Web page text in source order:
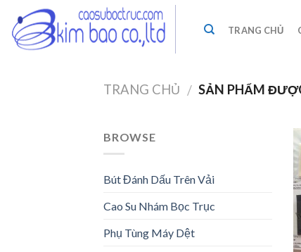
content
TRANG CHỦ
TRANG CHỦ / SẢN PHẨM
BROWSE
Bút Đánh Dấu Trên Vải
Cao Su Nhám Bọc Trục
Phụ Tùng Máy Dệt